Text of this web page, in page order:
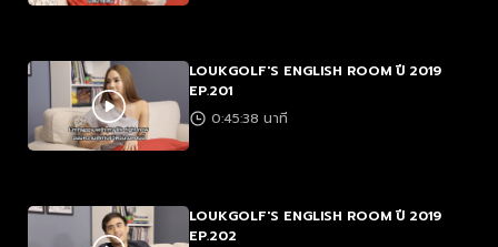
LOUKGOLF'S ENGLISH ROOM ปี 2019
EP.201
0:45:38 นาที
LOUKGOLF'S ENGLISH ROOM ปี 2019
EP.202